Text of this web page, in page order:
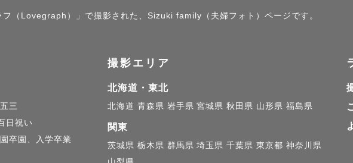
らっしゃると思います。
【撮影につきまして】
（Lovegraph）」で撮影された、Sizuki family（夫婦フォト）ページです。
三
日祝い
卒園、入学卒業
撮影エリア
北海道・東北
北海道 青森県 岩手県 宮城県 秋田県 山形県 福島県
関東
茨城県 栃木県 群馬県 埼玉県 千葉県 東京都 神奈川県